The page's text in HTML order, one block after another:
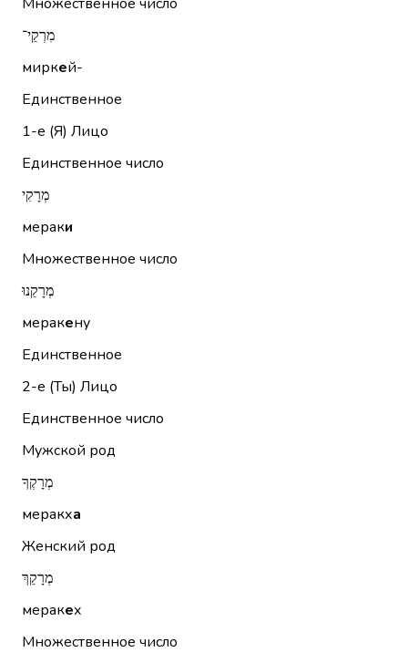
מִרְקֵי־
миркей-
Единственное
1-е (Я) Лицо
Единственное число
מְרָקִי
мераки
Множественное число
מְרָקֵנוּ
меракену
Единственное
2-е (Ты) Лицо
Единственное число
Мужской род
מְרָקְךָ
меракха
Женский род
מְרָקֵךְ
меракех
Множественное число